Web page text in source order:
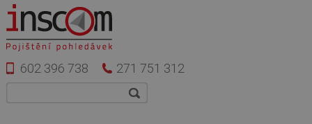
Přejít k hlavnímu obsahu
602 396 738 271 751 312